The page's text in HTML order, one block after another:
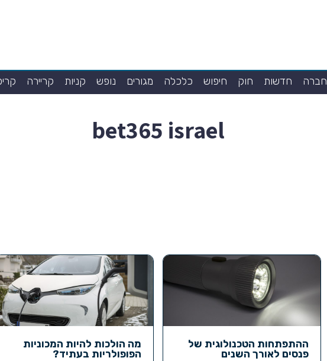
חברה חדשות חוק חיפוש כלכלה מגורים נופש קניות קריירה
bet365 israel
ההתפתחות הטכנולוגית של
פנסים לאורך השנים
מה הולכות להיות המכוניות
הפופולריות בעתיד?